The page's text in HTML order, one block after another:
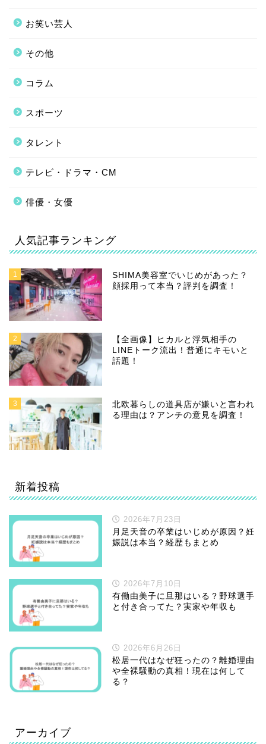
お笑い芸人
その他
コラム
スポーツ
タレント
テレビ・ドラマ・CM
俳優・女優
人気記事ランキング
1
SHIMA美容室でいじめがあった？
顔採用って本当？評判を調査！
2
【全画像】ヒカルと浮気相手の
LINEトーク流出！普通にキモいと
話題！
3
北欧暮らしの道具店が嫌いと言われ
る理由は？アンチの意見を調査！
新着投稿
2026年7月23日
月足天音の卒業はいじめが原因？妊
娠説は本当？経歴もまとめ
2026年7月10日
有働由美子に旦那はいる？野球選手
と付き合ってた？実家や年収も
2026年6月26日
松居一代はなぜ狂ったの？離婚理由
や全裸騒動の真相！現在は何して
る？
アーカイブ